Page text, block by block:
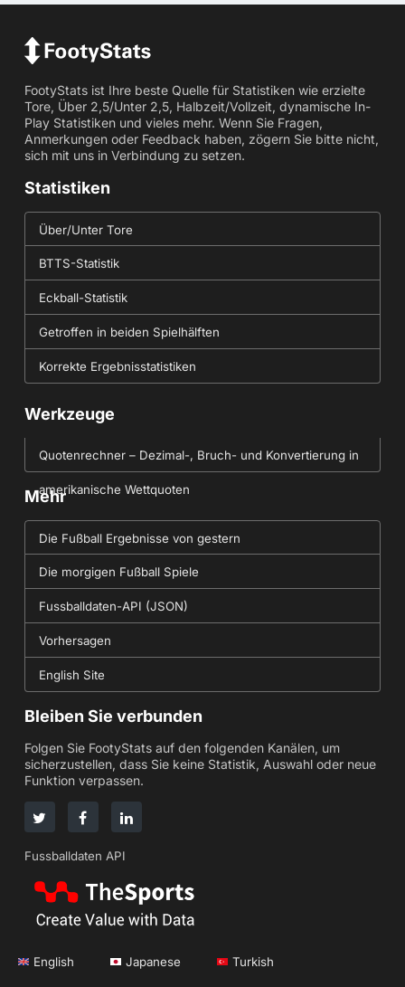
FootyStats ist Ihre beste Quelle für Statistiken wie erzielte
Tore, Über 2,5/Unter 2,5, Halbzeit/Vollzeit, dynamische In-
Play Statistiken und vieles mehr. Wenn Sie Fragen,
Anmerkungen oder Feedback haben, zögern Sie bitte nicht,
sich mit uns in Verbindung zu setzen.
Statistiken
Über/Unter Tore
BTTS-Statistik
Eckball-Statistik
Getroffen in beiden Spielhälften
Korrekte Ergebnisstatistiken
Werkzeuge
Quotenrechner – Dezimal-, Bruch- und Konvertierung in
amerikanische Wettquoten
Mehr
Die Fußball Ergebnisse von gestern
Die morgigen Fußball Spiele
Fussballdaten-API (JSON)
Vorhersagen
English Site
Bleiben Sie verbunden
Folgen Sie FootyStats auf den folgenden Kanälen, um
sicherzustellen, dass Sie keine Statistik, Auswahl oder neue
Funktion verpassen.
Fussballdaten API
English Japanese Turkish